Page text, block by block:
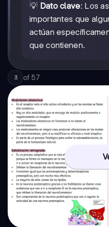
💡 Dato clave: Los
importantes que
actúan
que contienen.
3 of 57